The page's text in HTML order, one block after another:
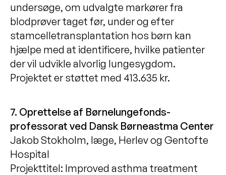
undersøge, om udvalgte markører fra
blodprøver taget før, under og efter
stamcelletransplantation hos børn kan
hjælpe med at identificere, hvilke patienter
der vil udvikle alvorlig lungesygdom.
Projektet er støttet med 413.635 kr.
7. Oprettelse af Børnelungefonds-
professorat ved Dansk Børneastma Center
Jakob Stokholm, læge, Herlev og Gentofte
Hospital
Projekttitel: Improved asthma treatment